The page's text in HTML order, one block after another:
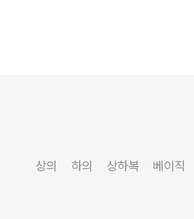
상의 하의 상하복 베이직